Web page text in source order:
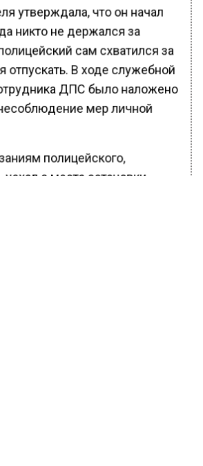
утверждала, что он начал
никто не держался за
сам схватился за
отпускать. В ходе служебной
ДПС было наложено
мер личной
полицейского,
с места остановки,